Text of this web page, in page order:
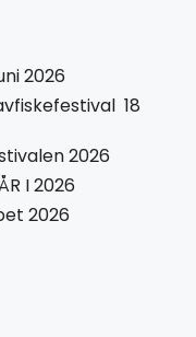
2026
18
2026
I 2026
2026